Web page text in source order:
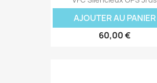
AJOUTER AU PANIER
60,00 €